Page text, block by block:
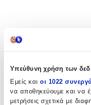
Υπεύθυνη χρήση των
Εμείς και οι 1022
να αποθηκεύουμε και να
μετρήσεις σχετικά με